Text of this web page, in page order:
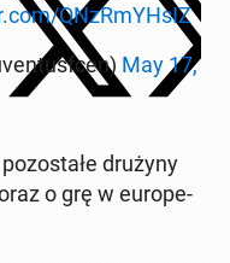
QNzRmYH­sIZ
May 17,
drużyny
o grę w eu­rope­